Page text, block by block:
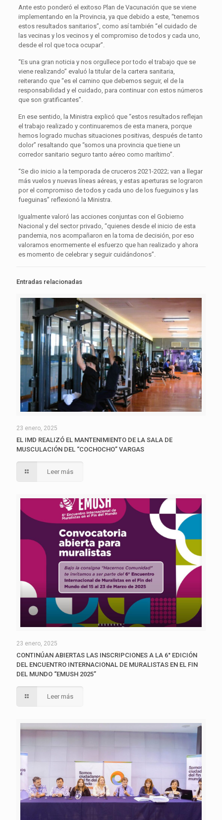
Ante esto ponderó el exitoso Plan de Vacunación que se viene
implementando en la Provincia, ya que debido a este, “tenemos
estos resultados sanitarios”, como así también “el cuidado de
las vecinas y los vecinos y el compromiso de todos y cada uno,
desde el rol que toca ocupar”.
“Es una gran noticia y nos orgullece por todo el trabajo que se
viene realizando” evaluó la titular de la cartera sanitaria,
reiterando que “es el camino que debemos seguir, el de la
responsabilidad y el cuidado, para continuar con estos números
que son gratificantes”.
En ese sentido, la Ministra explicó que “estos resultados reflejan
el trabajo realizado y continuaremos de esta manera, porque
hemos logrado muchas situaciones positivas, después de tanto
dolor” resaltando que “somos una provincia que tiene un
corredor sanitario seguro tanto aéreo como marítimo”.
“Se dio inicio a la temporada de cruceros 2021-2022; van a llegar
más vuelos y nuevas líneas aéreas, y estas aperturas se lograron
por el compromiso de todos y cada uno de los fueguinos y las
fueguinas” reflexionó la Ministra.
Igualmente valoró las acciones conjuntas con el Gobierno
Nacional y del sector privado, “quienes desde el inicio de esta
pandemia, nos acompañaron en la toma de decisión, por eso
valoramos enormemente el esfuerzo que han realizado y ahora
es momento de celebrar y seguir cuidándonos”.
Entradas relacionadas
23 enero, 2025
EL IMD REALIZÓ EL MANTENIMIENTO DE LA SALA DE
MUSCULACIÓN DEL “COCHOCHO” VARGAS
Leer más
23 enero, 2025
CONTINÚAN ABIERTAS LAS INSCRIPCIONES A LA 6° EDICIÓN
DEL ENCUENTRO INTERNACIONAL DE MURALISTAS EN EL FIN
DEL MUNDO “EMUSH 2025”
Leer más